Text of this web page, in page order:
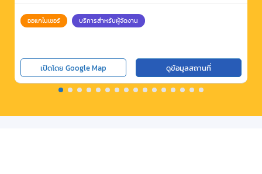
ออแกไนเซอร์ บริการสำหรับผู้จัดงาน
เปิดโดย Google Map ดูข้อมูลสถานที่